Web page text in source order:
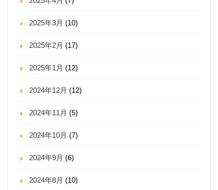
2025年3月 (10)
2025年2月 (17)
2025年1月 (12)
2024年12月 (12)
2024年11月 (5)
2024年10月 (7)
2024年9月 (6)
2024年8月 (10)